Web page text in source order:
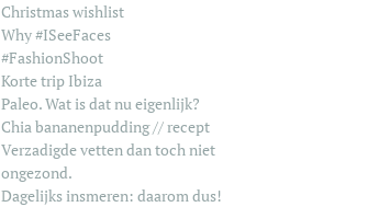
Christmas wishlist
Why #ISeeFaces
#FashionShoot
Korte trip Ibiza
Paleo. Wat is dat nu eigenlijk?
Chia bananenpudding // recept
Verzadigde vetten dan toch niet
ongezond.
Dagelijks insmeren: daarom dus!